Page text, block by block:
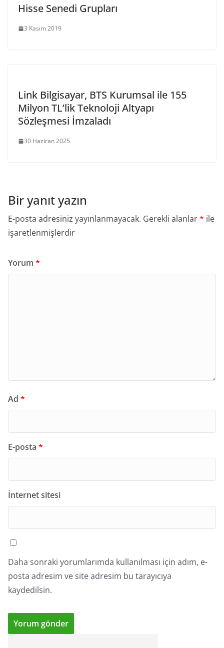
Hisse Senedi Grupları
3 Kasım 2019
Link Bilgisayar, BTS Kurumsal ile 155
Milyon TL’lik Teknoloji Altyapı
Sözleşmesi İmzaladı
30 Haziran 2025
Bir yanıt yazın
E-posta adresiniz yayınlanmayacak. Gerekli alanlar* ile
işaretlenmişlerdir
Yorum *
Ad *
E-posta *
İnternet sitesi
Daha sonraki yorumlarımda kullanılması için adım, e-
posta adresim ve site adresim bu tarayıcıya
kaydedilsin.